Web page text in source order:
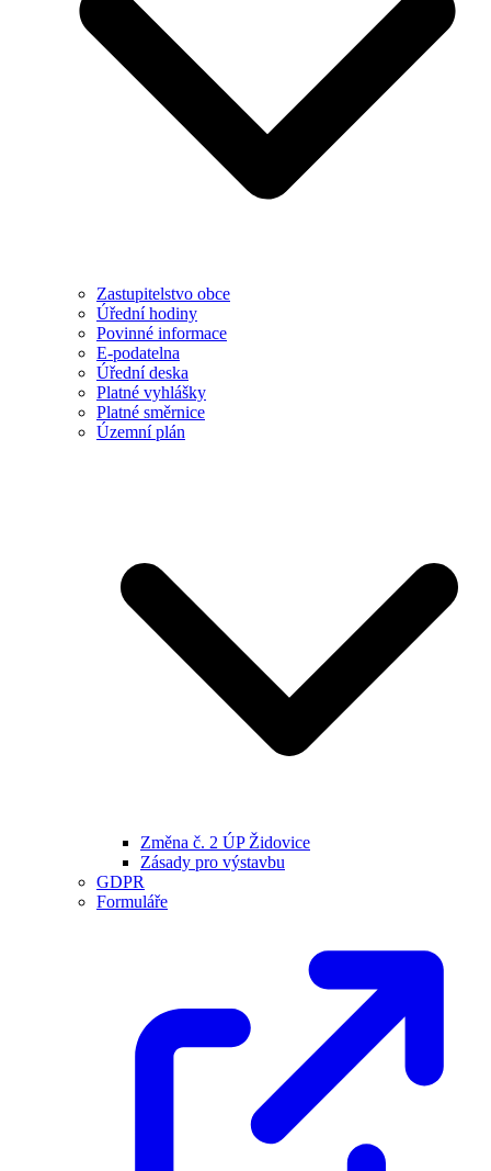
Zastupitelstvo obce
Úřední hodiny
Povinné informace
E-podatelna
Úřední deska
Platné vyhlášky
Platné směrnice
Územní plán
Změna č. 2 ÚP Židovice
Zásady pro výstavbu
GDPR
Formuláře